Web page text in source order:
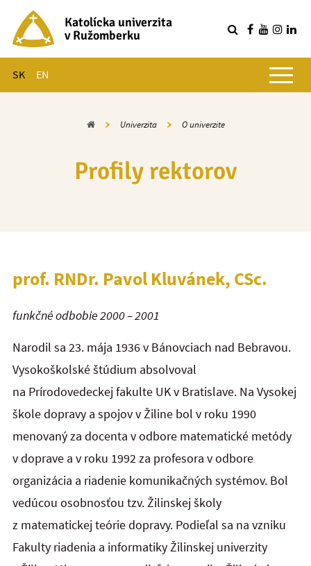
Katolícka univerzita
v Ružomberku
SK EN
Hlavné menu
Domov Univerzita O univerzite
Profily rektorov
prof. RNDr. Pavol Kluvánek, CSc.
funkčné odbobie 2000 – 2001
Narodil sa 23. mája 1936 v Bánovciach nad Bebravou.
Vysokoškolské štúdium absolvoval
na Prírodovedeckej fakulte UK v Bratislave. Na Vysokej
škole dopravy a spojov v Žiline bol v roku 1990
menovaný za docenta v odbore matematické metódy
v doprave a v roku 1992 za profesora v odbore
organizácia a riadenie komunikačných systémov. Bol
vedúcou osobnosťou tzv. Žilinskej školy
z matematickej teórie dopravy. Podieľal sa na vzniku
Fakulty riadenia a informatiky Žilinskej univerzity